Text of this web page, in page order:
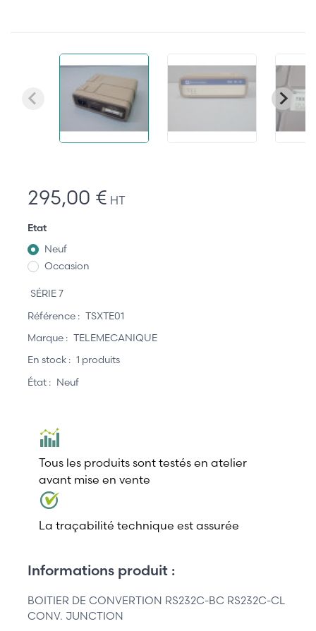
295,00 € HT
Etat
Neuf
Occasion
SÉRIE 7
Référence : TSXTE01
Marque : TELEMECANIQUE
En stock : 1 produits
État : Neuf
Tous les produits sont testés en atelier
avant mise en vente
La traçabilité technique est assurée
Informations produit :
BOITIER DE CONVERTION RS232C-BC RS232C-CL
CONV. JUNCTION